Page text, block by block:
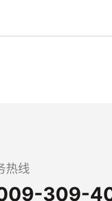
热线
309-